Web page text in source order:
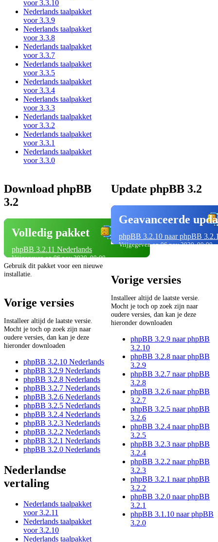
voor 3.3.10
Nederlands taalpakket
voor 3.3.9
Nederlands taalpakket
voor 3.3.8
Nederlands taalpakket
voor 3.3.7
Nederlands taalpakket
voor 3.3.5
Nederlands taalpakket
voor 3.3.4
Nederlands taalpakket
voor 3.3.3
Nederlands taalpakket
voor 3.3.2
Nederlands taalpakket
voor 3.3.1
Nederlands taalpakket
voor 3.3.0
Download phpBB
3.2
Volledig pakket
phpBB 3.2.11 Nederlands
Vrijgegeven op 06 nov 2020, 00:00
Gebruik dit pakket voor een nieuwe
installatie.
Vorige versies
Installeer altijd de laatste versie.
Mocht je toch op zoek zijn naar
oudere versies, dan kan je deze
hieronder downloaden
phpBB 3.2.10 Nederlands
phpBB 3.2.9 Nederlands
phpBB 3.2.8 Nederlands
phpBB 3.2.7 Nederlands
phpBB 3.2.6 Nederlands
phpBB 3.2.5 Nederlands
phpBB 3.2.4 Nederlands
phpBB 3.2.3 Nederlands
phpBB 3.2.2 Nederlands
phpBB 3.2.1 Nederlands
phpBB 3.2.0 Nederlands
Nederlandse
vertaling
Nederlands taalpakket
voor 3.2.11
Nederlands taalpakket
voor 3.2.10
Nederlands taalpakket
Update phpBB 3.2
Geavanceerde
phpBB 3.2.10 naar phpBB
Vrijgegeven op 06 nov 2020, 00:00
Vorige versies
Installeer altijd de laatste versie.
Mocht je toch op zoek zijn naar
oudere versies, dan kan je deze
hieronder downloaden
phpBB 3.2.9 naar phpBB
3.2.10
phpBB 3.2.8 naar phpBB
3.2.9
phpBB 3.2.7 naar phpBB
3.2.8
phpBB 3.2.6 naar phpBB
3.2.7
phpBB 3.2.5 naar phpBB
3.2.6
phpBB 3.2.4 naar phpBB
3.2.5
phpBB 3.2.3 naar phpBB
3.2.4
phpBB 3.2.2 naar phpBB
3.2.3
phpBB 3.2.1 naar phpBB
3.2.2
phpBB 3.2.0 naar phpBB
3.2.1
phpBB 3.1.10 naar phpBB
3.2.0